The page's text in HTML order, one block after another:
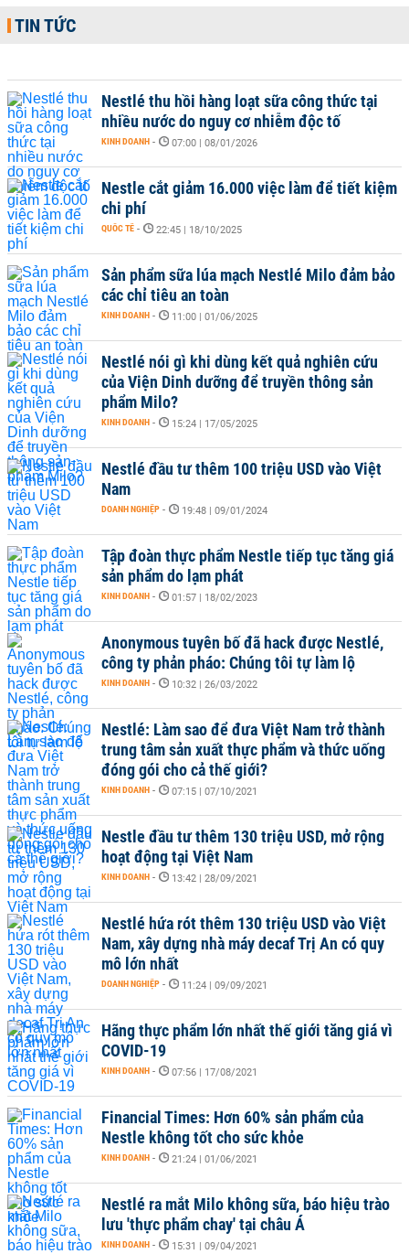
TIN TỨC
Nestlé thu hồi hàng loạt sữa công thức tại
nhiều nước do nguy cơ nhiễm độc tố
KINH DOANH - 07:00 | 08/01/2026
Nestle cắt giảm 16.000 việc làm để tiết kiệm
chi phí
QUỐC TẾ - 22:45 | 18/10/2025
Sản phẩm sữa lúa mạch Nestlé Milo đảm bảo
các chỉ tiêu an toàn
KINH DOANH - 11:00 | 01/06/2025
Nestlé nói gì khi dùng kết quả nghiên cứu
của Viện Dinh dưỡng để truyền thông sản
phẩm Milo?
KINH DOANH - 15:24 | 17/05/2025
Nestlé đầu tư thêm 100 triệu USD vào Việt
Nam
DOANH NGHIỆP - 19:48 | 09/01/2024
Tập đoàn thực phẩm Nestle tiếp tục tăng giá
sản phẩm do lạm phát
KINH DOANH - 01:57 | 18/02/2023
Anonymous tuyên bố đã hack được Nestlé,
công ty phản pháo: Chúng tôi tự làm lộ
KINH DOANH - 10:32 | 26/03/2022
Nestlé: Làm sao để đưa Việt Nam trở thành
trung tâm sản xuất thực phẩm và thức uống
đóng gói cho cả thế giới?
KINH DOANH - 07:15 | 07/10/2021
Nestle đầu tư thêm 130 triệu USD, mở rộng
hoạt động tại Việt Nam
KINH DOANH - 13:42 | 28/09/2021
Nestlé hứa rót thêm 130 triệu USD vào Việt
Nam, xây dựng nhà máy decaf Trị An có quy
mô lớn nhất
DOANH NGHIỆP - 11:24 | 09/09/2021
Hãng thực phẩm lớn nhất thế giới tăng giá vì
COVID-19
KINH DOANH - 07:56 | 17/08/2021
Financial Times: Hơn 60% sản phẩm của
Nestle không tốt cho sức khỏe
KINH DOANH - 21:24 | 01/06/2021
Nestlé ra mắt Milo không sữa, báo hiệu trào
lưu 'thực phẩm chay' tại châu Á
KINH DOANH - 15:31 | 09/04/2021